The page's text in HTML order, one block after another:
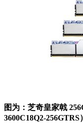
图为：芝奇皇家戟
3600C18Q2-